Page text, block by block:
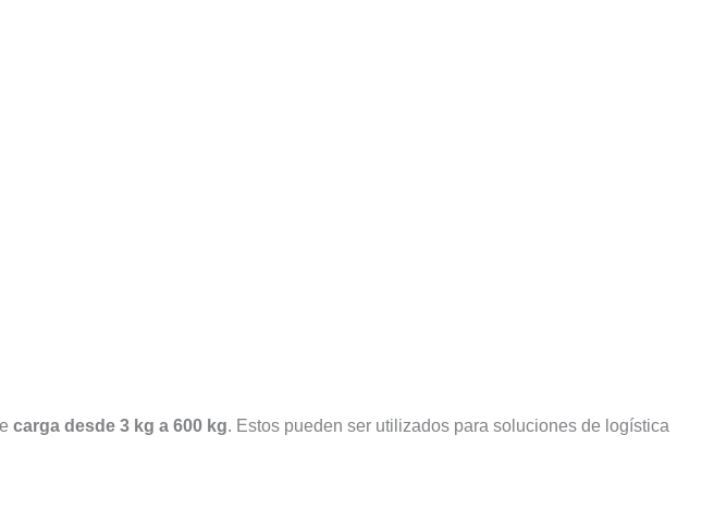
carga desde 3 kg a 600 kg. Estos pueden ser utilizados para soluciones de logística